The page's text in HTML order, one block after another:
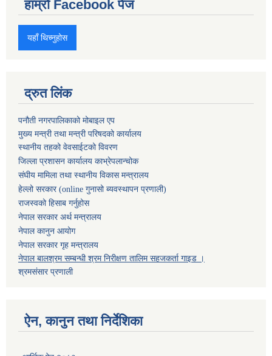
हाम्रो Facebook पेज
यहाँ थिच्नुहोस
द्रुत लिंक
पनौती नगरपालिकाको मोबाइल एप
मुख्य मन्त्री तथा मन्त्री परिषदको कार्यालय
स्थानीय तहको वेवसाईटको विवरण
जिल्ला प्रशासन कार्यालय काभ्रेपलान्चोक
संघीय मामिला तथा स्थानीय विकास मन्त्रालय
हेल्लो सरकार (online गुनासो ब्यवस्थापन प्रणाली)
राजस्वको हिसाब गर्नुहोस
नेपाल सरकार अर्थ मन्त्रालय
नेपाल कानुन आयोग
नेपाल सरकार गृह मन्त्रालय
नेपाल बालश्रम सम्बन्धी श्रम निरीक्षण तालिम सहजकर्ता गाइड ।
श्रमसंसार प्रणाली
ऐन, कानुन तथा निर्देशिका